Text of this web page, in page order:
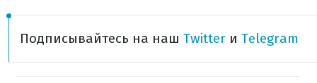
Подписывайтесь на наш Twitter и Telegram